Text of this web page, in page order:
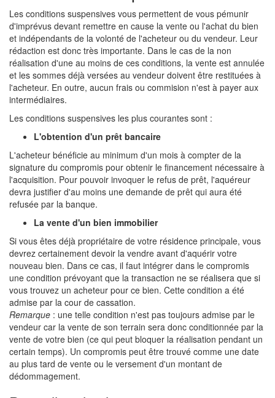
Les conditions suspensives vous permettent de vous pémunir
d'imprévus devant remettre en cause la vente ou l'achat du bien
et indépendants de la volonté de l'acheteur ou du vendeur. Leur
rédaction est donc très importante. Dans le cas de la non
réalisation d'une au moins de ces conditions, la vente est annulée
et les sommes déjà versées au vendeur doivent être restituées à
l'acheteur. En outre, aucun frais ou commision n'est à payer aux
intermédiaires.
Les conditions suspensives les plus courantes sont :
L'obtention d'un prêt bancaire
L'acheteur bénéficie au minimum d'un mois à compter de la
signature du compromis pour obtenir le financement nécessaire à
l'acquisition. Pour pouvoir invoquer le refus de prêt, l'aquéreur
devra justifier d'au moins une demande de prêt qui aura été
refusée par la banque.
La vente d'un bien immobilier
Si vous êtes déjà propriétaire de votre résidence principale, vous
devrez certainement devoir la vendre avant d'aquérir votre
nouveau bien. Dans ce cas, il faut intégrer dans le compromis
une condition prévoyant que la transaction ne se réalisera que si
vous trouvez un acheteur pour ce bien. Cette condition a été
admise par la cour de cassation.
Remarque : une telle condition n'est pas toujours admise par le
vendeur car la vente de son terrain sera donc conditionnée par la
vente de votre bien (ce qui peut bloquer la réalisation pendant un
certain temps). Un compromis peut être trouvé comme une date
au plus tard de vente ou le versement d'un montant de
dédommagement.